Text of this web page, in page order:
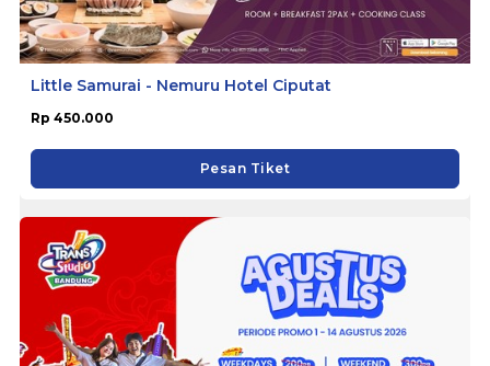
Little Samurai - Nemuru Hotel Ciputat
Rp 450.000
Pesan Tiket